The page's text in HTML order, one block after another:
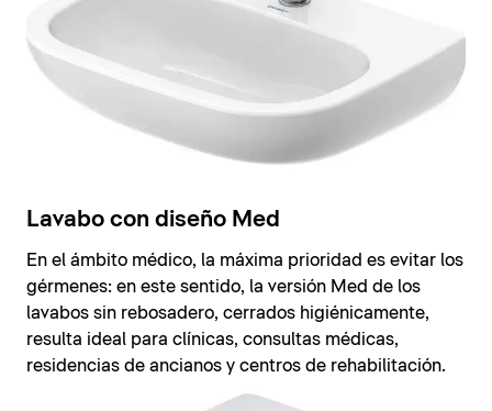
Lavabo con diseño Med
En el ámbito médico, la máxima prioridad es evitar los
gérmenes: en este sentido, la versión Med de los
lavabos sin rebosadero, cerrados higiénicamente,
resulta ideal para clínicas, consultas médicas,
residencias de ancianos y centros de rehabilitación.